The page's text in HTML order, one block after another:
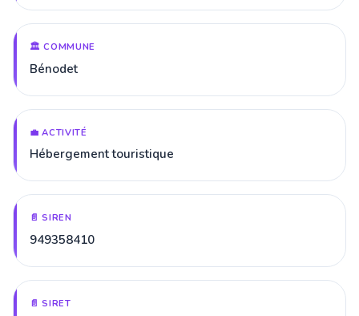
🏛️ COMMUNE
Bénodet
💼 ACTIVITÉ
Hébergement touristique
📄 SIREN
949358410
📄 SIRET